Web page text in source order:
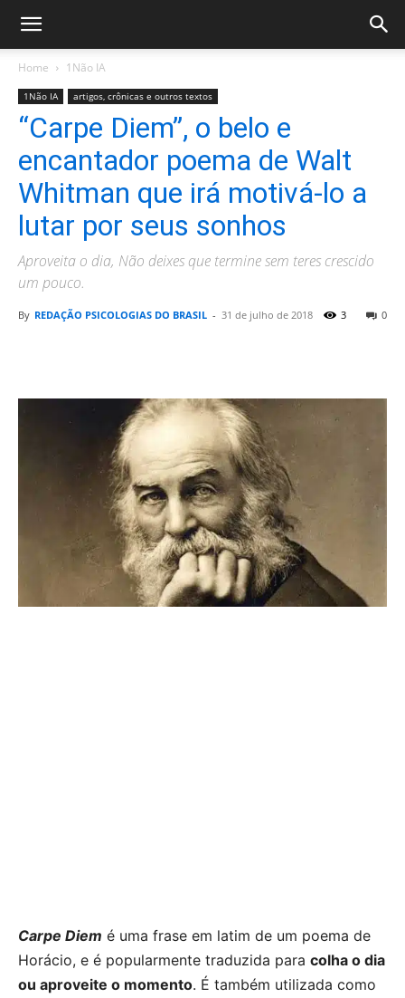
Home 1Não IA
1Não IA artigos, crônicas e outros textos
“Carpe Diem”, o belo e
encantador poema de Walt
Whitman que irá motivá-lo a
lutar por seus sonhos
Aproveita o dia, Não deixes que termine sem teres crescido
um pouco.
By REDAÇÃO PSICOLOGIAS DO BRASIL - 31 de julho de 2018 0
3
Carpe Diem é uma frase em latim de um poema de
Horácio, e é popularmente traduzida para colha o dia
ou aproveite o momento. É também utilizada como